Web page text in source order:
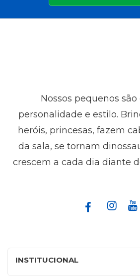
Nossos pequenos
personalidade e estilo.
heróis, princesas, fazem
da sala, se tornam
crescem a cada dia diante
INSTITUCIONAL